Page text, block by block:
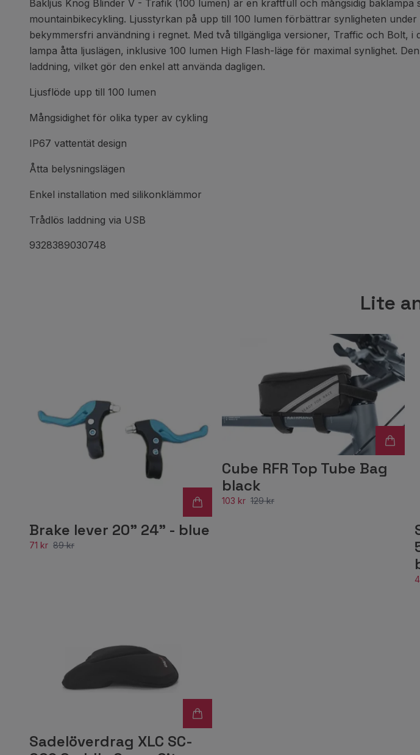
Bakljus Knog Blinder V - Trafik (100 lumen) är en kraftfull och mångsidig
mountainbikecykling. Ljusstyrkan på upp till 100 lumen förbättrar synligheten
bekymmersfri användning i regnet. Med två tillgängliga versioner, Traffic och
lampa åtta ljuslägen, inklusive 100 lumen High Flash-läge för maximal synlighet.
laddning, vilket gör den enkel att använda dagligen.
Ljusflöde upp till 100 lumen
Mångsidighet för olika typer av cykling
IP67 vattentät design
Åtta belysningslägen
Enkel installation med silikonklämmor
Trådlös laddning via USB
9328389030748
Lite
Brake lever 20" 24" - blue
71 kr 89 kr
Cube RFR Top Tube Bag
black
103 kr 129 kr
Sadelöverdrag XLC SC-